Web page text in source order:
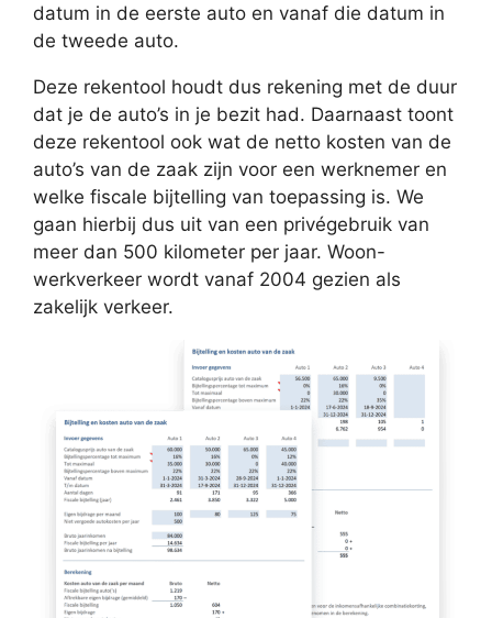
datum in de eerste auto en vanaf die datum in
de tweede auto.
Deze rekentool houdt dus rekening met de duur
dat je de auto’s in je bezit had. Daarnaast toont
deze rekentool ook wat de netto kosten van de
auto’s van de zaak zijn voor een werknemer en
welke fiscale bijtelling van toepassing is. We
gaan hierbij dus uit van een privégebruik van
meer dan 500 kilometer per jaar. Woon-
werkverkeer wordt vanaf 2004 gezien als
zakelijk verkeer.